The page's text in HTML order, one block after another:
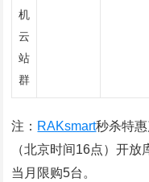
机
云
站
群
注： RAKsmart秒杀特
（北京时间16点）开
当月限购5台。